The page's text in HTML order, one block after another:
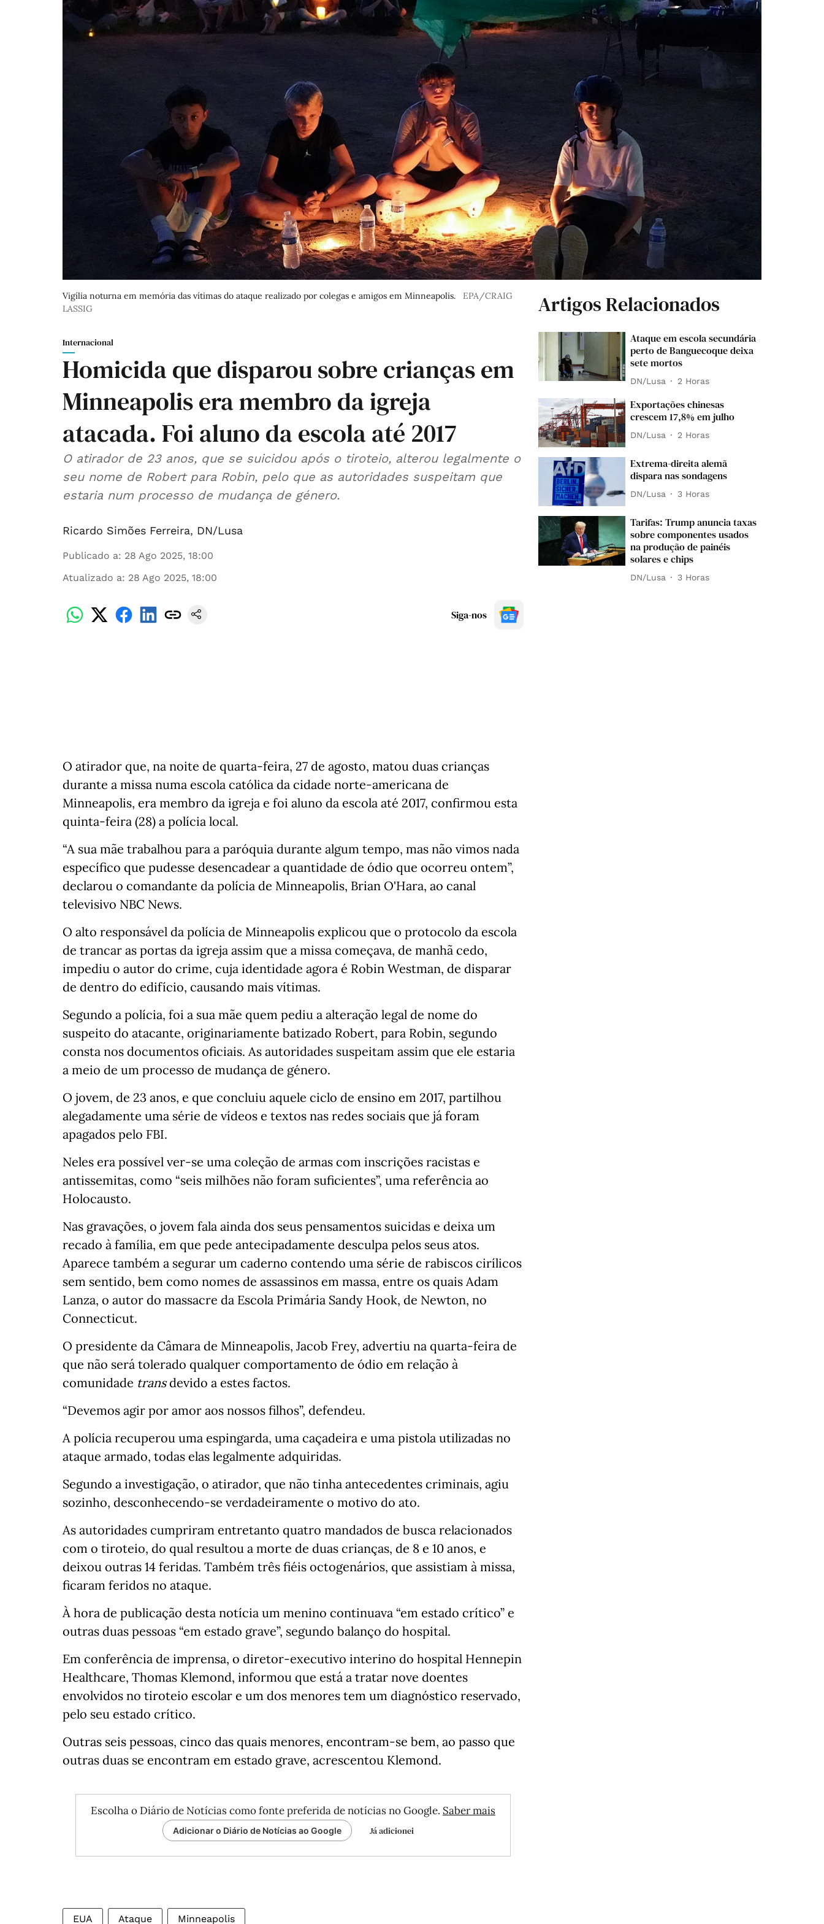
Vigília noturna em memória das vítimas do ataque realizado por colegas e amigos em Minneapolis.
EPA/CRAIG
LASSIG
Internacional
Homicida que disparou sobre crianças em
Minneapolis era membro da igreja
atacada. Foi aluno da escola até 2017
O atirador de 23 anos, que se suicidou após o tiroteio, alterou legalmente o
seu nome de Robert para Robin, pelo que as autoridades suspeitam que
estaria num processo de mudança de género.
Ricardo Simões Ferreira, DN/Lusa
Publicado a: 28 Ago 2025, 18:00
Atualizado a: 28 Ago 2025, 18:00
Siga-nos
O atirador que, na noite de quarta-feira, 27 de agosto, matou duas crianças
durante a missa numa escola católica da cidade norte-americana de
Minneapolis, era membro da igreja e foi aluno da escola até 2017, confirmou esta
quinta-feira (28) a polícia local.
“A sua mãe trabalhou para a paróquia durante algum tempo, mas não vimos nada
específico que pudesse desencadear a quantidade de ódio que ocorreu ontem”,
declarou o comandante da polícia de Minneapolis, Brian O'Hara, ao canal
televisivo NBC News.
O alto responsável da polícia de Minneapolis explicou que o protocolo da escola
de trancar as portas da igreja assim que a missa começava, de manhã cedo,
impediu o autor do crime, cuja identidade agora é Robin Westman, de disparar
de dentro do edifício, causando mais vítimas.
Segundo a polícia, foi a sua mãe quem pediu a alteração legal de nome do
suspeito do atacante, originariamente batizado Robert, para Robin, segundo
consta nos documentos oficiais. As autoridades suspeitam assim que ele estaria
a meio de um processo de mudança de género.
O jovem, de 23 anos, e que concluiu aquele ciclo de ensino em 2017, partilhou
alegadamente uma série de vídeos e textos nas redes sociais que já foram
apagados pelo FBI.
Neles era possível ver-se uma coleção de armas com inscrições racistas e
antissemitas, como “seis milhões não foram suficientes”, uma referência ao
Holocausto.
Nas gravações, o jovem fala ainda dos seus pensamentos suicidas e deixa um
recado à família, em que pede antecipadamente desculpa pelos seus atos.
Aparece também a segurar um caderno contendo uma série de rabiscos cirílicos
sem sentido, bem como nomes de assassinos em massa, entre os quais Adam
Lanza, o autor do massacre da Escola Primária Sandy Hook, de Newton, no
Connecticut.
O presidente da Câmara de Minneapolis, Jacob Frey, advertiu na quarta-feira de
que não será tolerado qualquer comportamento de ódio em relação à
comunidade transdevido a estes factos.
“Devemos agir por amor aos nossos filhos”, defendeu.
A polícia recuperou uma espingarda, uma caçadeira e uma pistola utilizadas no
ataque armado, todas elas legalmente adquiridas.
Segundo a investigação, o atirador, que não tinha antecedentes criminais, agiu
sozinho, desconhecendo-se verdadeiramente o motivo do ato.
As autoridades cumpriram entretanto quatro mandados de busca relacionados
com o tiroteio, do qual resultou a morte de duas crianças, de 8 e 10 anos, e
deixou outras 14 feridas. Também três fiéis octogenários, que assistiam à missa,
ficaram feridos no ataque.
À hora de publicação desta notícia um menino continuava “em estado crítico” e
outras duas pessoas “em estado grave”, segundo balanço do hospital.
Em conferência de imprensa, o diretor-executivo interino do hospital Hennepin
Healthcare, Thomas Klemond, informou que está a tratar nove doentes
envolvidos no tiroteio escolar e um dos menores tem um diagnóstico reservado,
pelo seu estado crítico.
Outras seis pessoas, cinco das quais menores, encontram-se bem, ao passo que
outras duas se encontram em estado grave, acrescentou Klemond.
Escolha o Diário de Notícias como fonte preferida de notícias no Google. Saber mais
Adicionar o Diário de Notícias ao Google Já adicionei
EUA Ataque Minneapolis
Artigos Relacionados
Ataque em escola secundária
perto de Banguecoque deixa
sete mortos
DN/Lusa 2 Horas
Exportações chinesas
crescem 17,8% em julho
DN/Lusa 2 Horas
Extrema-direita alemã
dispara nas sondagens
DN/Lusa 3 Horas
Tarifas: Trump anuncia taxas
sobre componentes usados
na produção de painéis
solares e chips
DN/Lusa 3 Horas